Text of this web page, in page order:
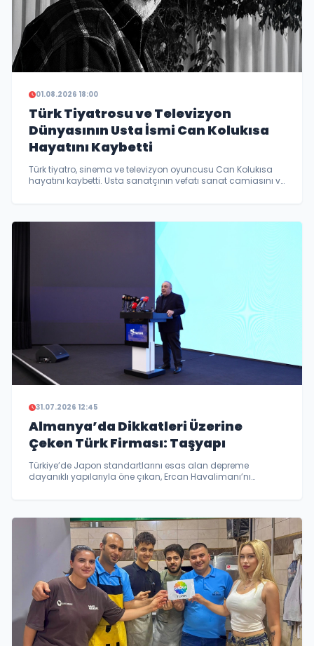
01.08.2026 18:00
Türk Tiyatrosu ve Televizyon
Dünyasının Usta İsmi Can Kolukısa
Hayatını Kaybetti
Türk tiyatro, sinema ve televizyon oyuncusu Can Kolukısa
hayatını kaybetti. Usta sanatçının vefatı sanat camiasını ve
31.07.2026 12:45
Almanya’da Dikkatleri Üzerine
Çeken Türk Firması: Taşyapı
Türkiye’de Japon standartlarını esas alan depreme
dayanıklı yapılarıyla öne çıkan, Ercan Havalimanı’nı